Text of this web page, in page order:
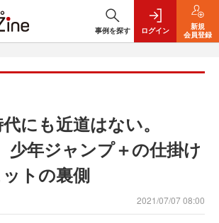
事例を探す ログイン
新規
会員登録
にも近道はない。
少年ジャンプ＋の仕掛け
トの裏側
2021/07/07 08:00